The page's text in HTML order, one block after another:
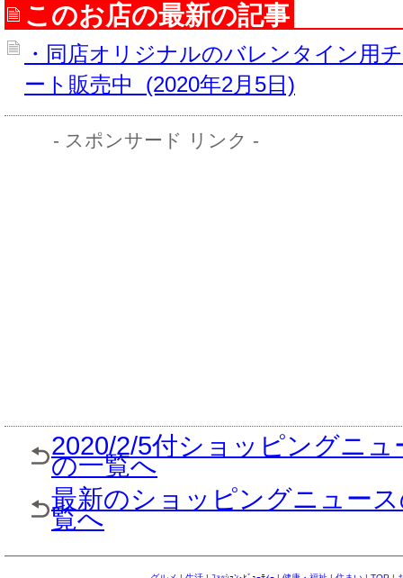
このお店の最新の記事
・同店オリジナルのバレンタイン用
ート販売中 (2020年2月5日)
- スポンサード リンク -
2020/2/5付ショッピングニュ
の一覧へ
最新のショッピングニュー
覧へ